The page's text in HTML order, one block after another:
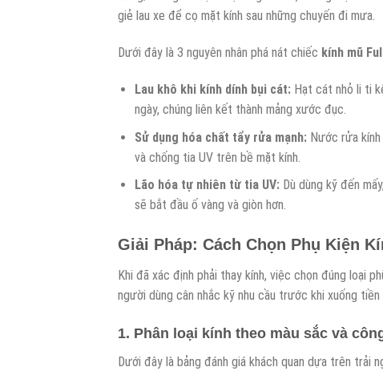
giẻ lau xe để cọ mặt kính sau những chuyến đi mưa.
Dưới đây là 3 nguyên nhân phá nát chiếc kính mũ
Lau khô khi kính dính bụi cát:Hạt cát nhỏ li ti
ngày, chúng liên kết thành mảng xước đục.
Sử dụng hóa chất tẩy rửa mạnh:Nước rửa kính
và chống tia UV trên bề mặt kính.
Lão hóa tự nhiên từ tia UV:Dù dùng kỹ đến
sẽ bắt đầu ố vàng và giòn hơn.
Giải Pháp: Cách Chọn Phụ Kiện
Khi đã xác định phải thay kính, việc chọn đúng loại
người dùng cân nhắc kỹ nhu cầu trước khi xuống tiền
1. Phân loại kính theo màu sắc và
Dưới đây là bảng đánh giá khách quan dựa trên trải